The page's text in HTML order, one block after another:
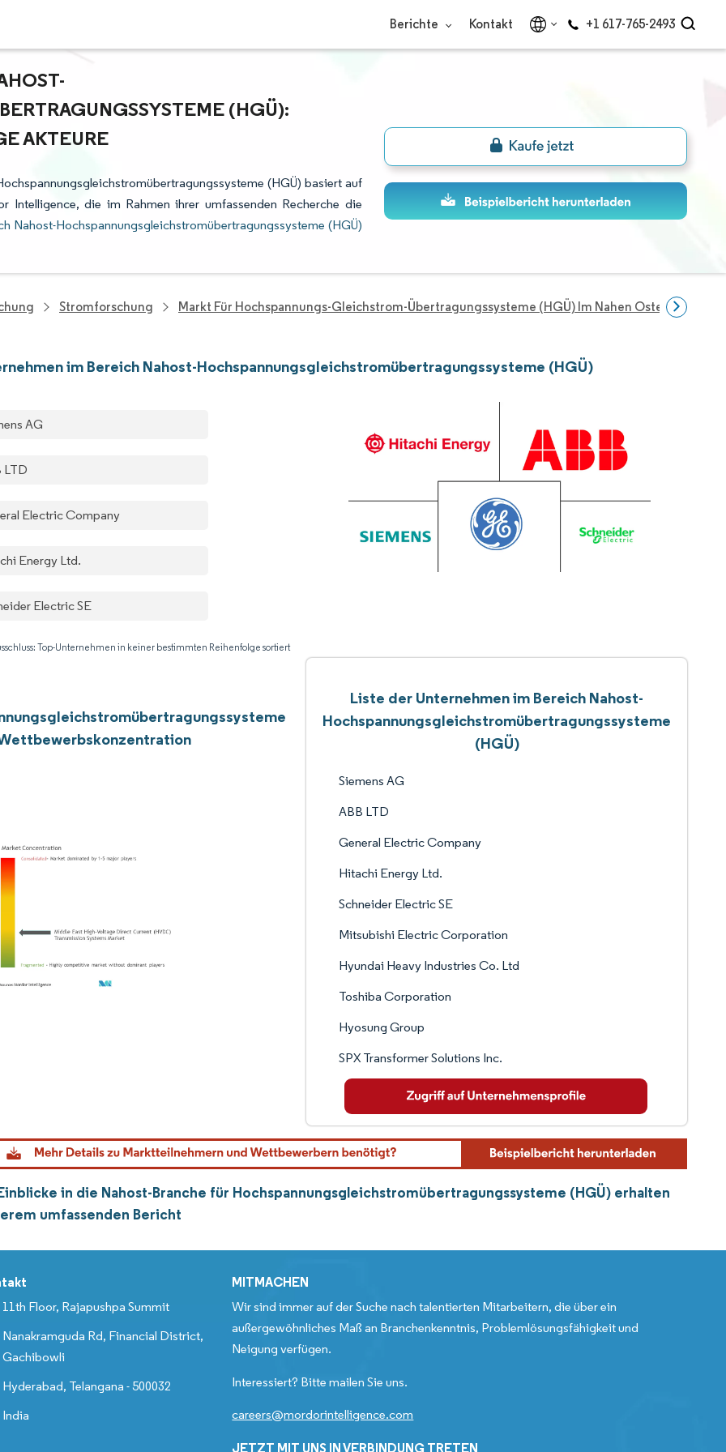
Berichte Kontakt +1 617-765-2493
(HGÜ):
AKTEURE
(HGÜ) basiert auf
Intelligence, die im Rahmen ihrer umfassenden Recherche die
Nahost-Hochspannungsgleichstromübertragungssysteme (HGÜ)
Stromforschung Markt Für Hochspannungs-Gleichstrom-Übertragungssysteme (HGÜ) Im Nahen Osten
im Bereich Nahost-Hochspannungsgleichstromübertragungssysteme (HGÜ)
AG
LTD
Electric Company
Energy Ltd.
Electric SE
Top-Unternehmen in keiner bestimmten Reihenfolge sortiert
Liste der Unternehmen im Bereich Nahost-
Hochspannungsgleichstromübertragungssysteme
(HGÜ)
Siemens AG
ABB LTD
General Electric Company
Hitachi Energy Ltd.
Schneider Electric SE
Mitsubishi Electric Corporation
Hyundai Heavy Industries Co. Ltd
Toshiba Corporation
Hyosung Group
SPX Transformer Solutions Inc.
in die Nahost-Branche für Hochspannungsgleichstromübertragungssysteme (HGÜ) erhalten
umfassenden Bericht
11th Floor, Rajapushpa Summit
Nanakramguda Rd, Financial District,
Gachibowli
Hyderabad, Telangana - 500032
India
MITMACHEN
Wir sind immer auf der Suche nach talentierten Mitarbeitern, die über ein
außergewöhnliches Maß an Branchenkenntnis, Problemlösungsfähigkeit und
Neigung verfügen.
Interessiert? Bitte mailen Sie uns.
careers@mordorintelligence.com
JETZT MIT UNS IN VERBINDUNG TRETEN